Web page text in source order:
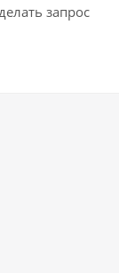
запрос